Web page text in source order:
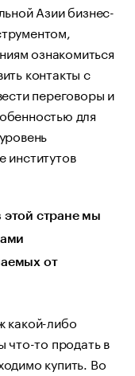
Азии бизнес-
ознакомиться
контакты с
переговоры и
для
институтов
этой стране мы
от
какой-либо
что-то продать в
купить. Во